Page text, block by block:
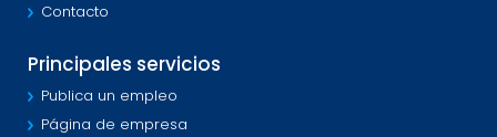
Contacto
Principales servicios
Publica un empleo
Página de empresa